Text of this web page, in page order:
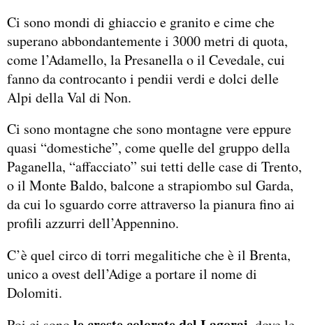
Ci sono mondi di ghiaccio e granito e cime che
superano abbondantemente i 3000 metri di quota,
come l’Adamello, la Presanella o il Cevedale, cui
fanno da controcanto i pendii verdi e dolci delle
Alpi della Val di Non.
Ci sono montagne che sono montagne vere eppure
quasi “domestiche”, come quelle del gruppo della
Paganella, “affacciato” sui tetti delle case di Trento,
o il Monte Baldo, balcone a strapiombo sul Garda,
da cui lo sguardo corre attraverso la pianura fino ai
profili azzurri dell’Appennino.
C’è quel circo di torri megalitiche che è il Brenta,
unico a ovest dell’Adige a portare il nome di
Dolomiti.